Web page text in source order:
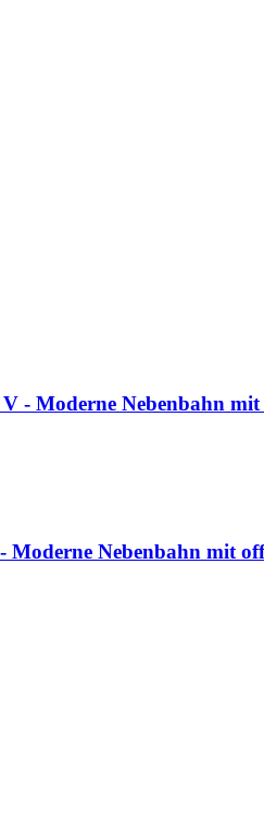
- Moderne Nebenbahn
Nebenbahn mit